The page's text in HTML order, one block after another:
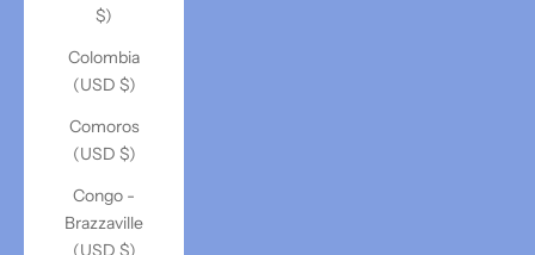
$)
Colombia
(USD $)
Comoros
(USD $)
Congo -
Brazzaville
(USD $)